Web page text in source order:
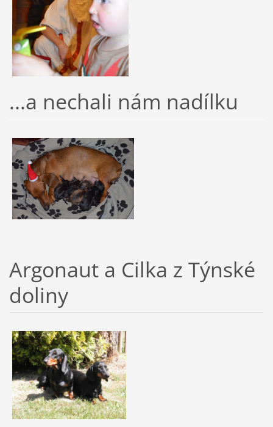
...a nechali nám nadílku
Argonaut a Cilka z Týnské
doliny